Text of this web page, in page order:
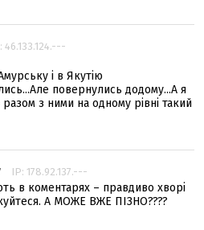
46.133.124.---
і в Якутію
повернулись додому...А я
з ними на одному рівні такий
IP: 178.92.137.---
в коментарях – правдиво хворі
А МОЖЕ ВЖЕ ПІЗНО????